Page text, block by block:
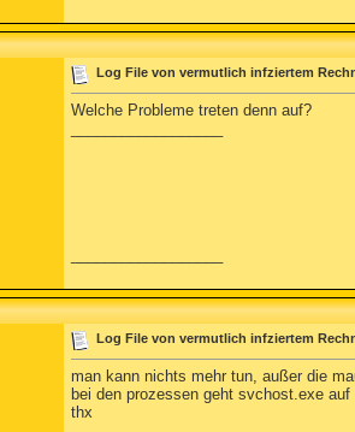
Log File von vermutlich infziertem
Welche Probleme treten denn auf?
Log File von vermutlich infziertem
man kann nichts mehr tun, außer die
bei den prozessen geht svchost.exe
thx